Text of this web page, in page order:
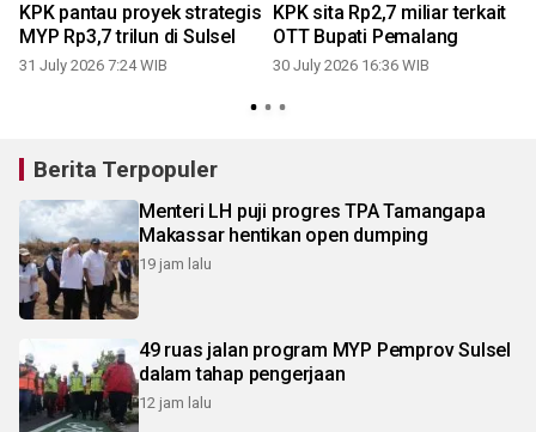
KPK pantau proyek strategis
MYP Rp3,7 trilun di Sulsel
31 July 2026 7:24 WIB
KPK sita Rp2,7 miliar terkait
OTT Bupati Pemalang
30 July 2026 16:36 WIB
Berita Terpopuler
Menteri LH puji progres TPA Tamangapa
Makassar hentikan open dumping
19 jam lalu
49 ruas jalan program MYP Pemprov Sulsel
dalam tahap pengerjaan
12 jam lalu